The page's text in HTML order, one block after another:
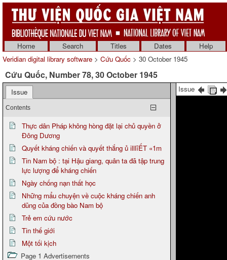
Home Search Titles Dates
Help
Veridian digital library software > Cứu Quốc > 30 October 1945
Cứu Quốc, Number 78, 30 October 1945
Issue
Contents
Thực dân Pháp không hòng đặt lại chủ quyền ở
Đông Dương
Quyết kháng chiến và quyết thắng ủ illlĩẾT «1m
Tin Nam bộ : tại Hậu giang, quân ta đã tập trung
lực lượng để kháng chiến
Ngày chống nạn thất học
Những mẩu chuyện về cuộc kháng chiến anh
dũng của đồng bào Nam bộ
Trẻ em cứu nước
Tin thế giới
Một tối kịch
Page 1 Advertisements
Issue